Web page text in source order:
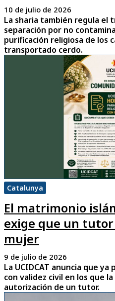
10 de julio de 2026
La sharia también regula el
separación por no
purificación religiosa de los
transportado cerdo.
Catalunya
El matrimonio
exige que un
mujer
9 de julio de 2026
La UCIDCAT anuncia que
con validez civil en los que
autorización de un tutor.